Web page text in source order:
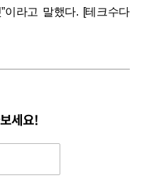
이라고 말했다. [테크수다
세요!